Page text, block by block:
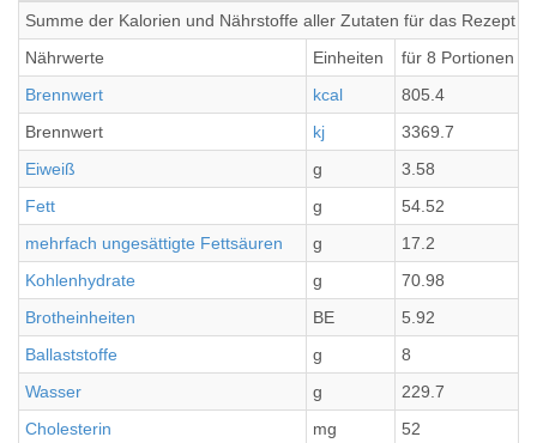
Summe der Kalorien und Nährstoffe aller Zutaten für das Rezept
Nährwerte
Einheiten für 8 Portionen
Brennwert
kcal 805.4
Brennwert
kj 3369.7
Eiweiß
g 3.58
Fett
g 54.52
mehrfach ungesättigte Fettsäuren
g 17.2
Kohlenhydrate
g 70.98
Brotheinheiten
BE 5.92
Ballaststoffe
g 8
Wasser
g 229.7
Cholesterin
mg 52